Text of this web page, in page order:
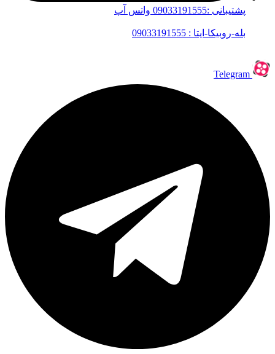
پشتیبانی :09033191555 واتس آپ
بله-روبیکا-ایتا : 09033191555
Telegram